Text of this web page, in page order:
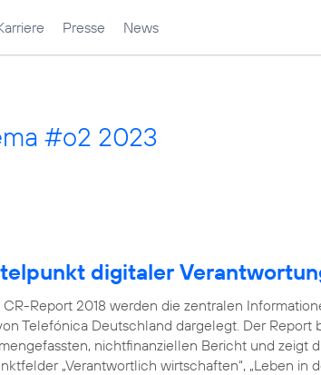
Presse News
#o2 2023
digitaler
Report 2018 werden die zentralen
Telefónica Deutschland dargelegt. Der Report
nichtfinanziellen Bericht und zeigt
„Verantwortlich wirtschaften“, „Leben in